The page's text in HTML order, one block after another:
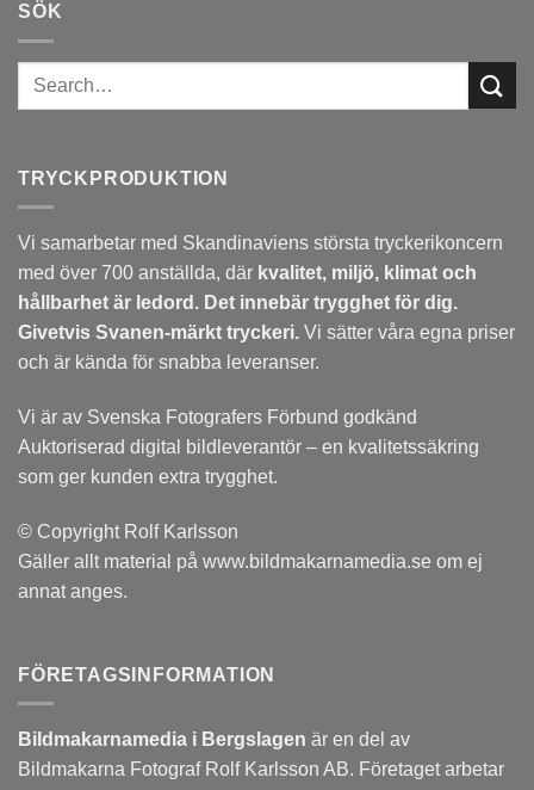
SÖK
TRYCKPRODUKTION
Vi samarbetar med Skandinaviens största tryckerikoncern
med över 700 anställda, där kvalitet, miljö, klimat och
hållbarhet är ledord. Det innebär trygghet för dig.
Givetvis Svanen-märkt tryckeri. Vi sätter våra egna priser
och är kända för snabba leveranser.
Vi är av Svenska Fotografers Förbund godkänd
Auktoriserad digital bildleverantör – en kvalitetssäkring
som ger kunden extra trygghet.
© Copyright Rolf Karlsson
Gäller allt material på www.bildmakarnamedia.se om ej
annat anges.
FÖRETAGSINFORMATION
Bildmakarnamedia i Bergslagen är en del av
Bildmakarna Fotograf Rolf Karlsson AB. Företaget arbetar